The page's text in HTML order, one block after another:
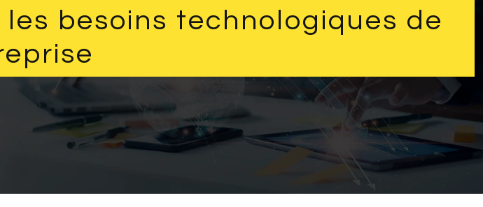
besoins technologiques de